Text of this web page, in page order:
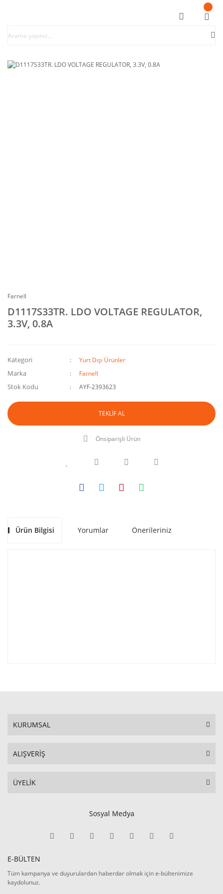
Farnell
D1117S33TR. LDO VOLTAGE REGULATOR,
3.3V, 0.8A
Kategori Yurt Dışı Ürünler
Marka Farnell
Stok Kodu AYF-2393623
TEKLİF AL
Önsiparişli Ürün
Ürün Bilgisi Yorumlar Önerileriniz
KURUMSAL
ALIŞVERİŞ
ÜYELİK
Sosyal Medya
E-BÜLTEN
Tüm kampanya ve duyurulardan haberdar olmak için e-bültenimize
kaydolunuz.